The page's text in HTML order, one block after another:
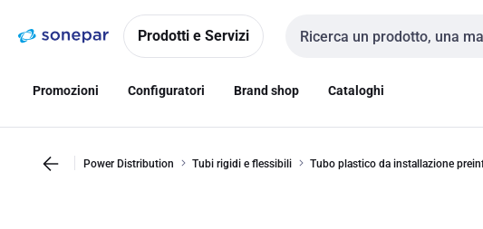
navigazionealla
Prodotti e Servizi
Cerca input
Promozioni Configuratori Brand shop Cataloghi
Power Distribution Tubi rigidi e flessibili Tubo plastico da installazione